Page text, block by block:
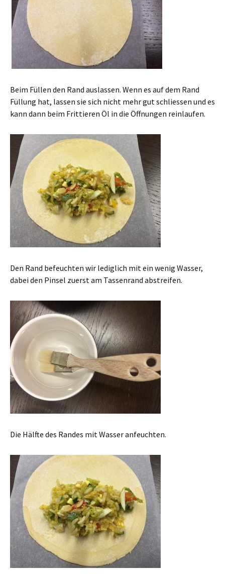
Beim Füllen den Rand auslassen. Wenn es auf dem Rand
Füllung hat, lassen sie sich nicht mehr gut schliessen und es
kann dann beim Frittieren Öl in die Öffnungen reinlaufen.
Den Rand befeuchten wir lediglich mit ein wenig Wasser,
dabei den Pinsel zuerst am Tassenrand abstreifen.
Die Hälfte des Randes mit Wasser anfeuchten.